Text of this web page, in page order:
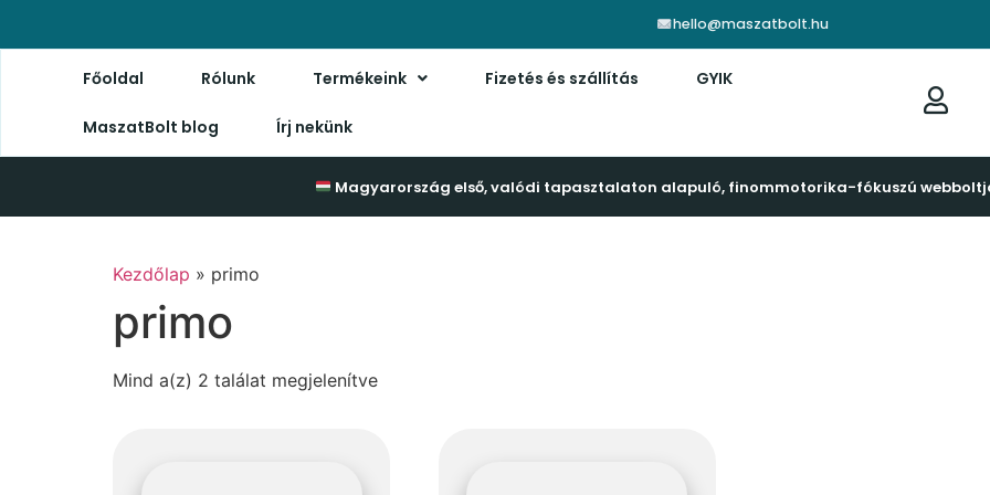
hello@maszatbolt.hu
Főoldal Rólunk Termékeink Fizetés és szállítás GYIK
MaszatBolt blog Írj nekünk
Magyarország első, valódi tapasztalaton alapuló, finommotorika-fókuszú
Kezdőlap » primo
primo
Mind a(z) 2 találat megjelenítve